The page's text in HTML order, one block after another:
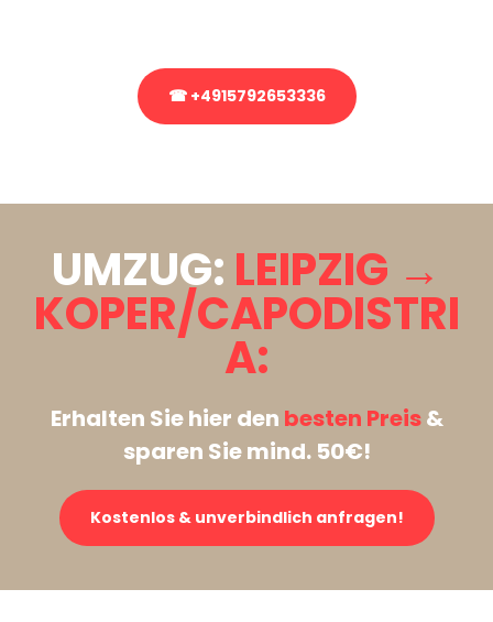
☎ +4915792653336
UMZUG: LEIPZIG →
KOPER/CAPODISTRI
A:
Erhalten Sie hier den besten Preis&
sparen Sie mind. 50€!
Kostenlos & unverbindlich anfragen!